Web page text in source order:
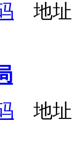
地址
地址